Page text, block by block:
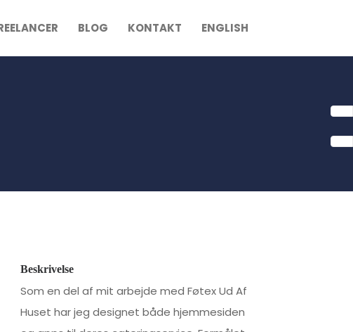
BLOG KONTAKT ENGLISH
Beskrivelse
Som en del af mit arbejde med Føtex Ud Af
Huset har jeg designet både hjemmesiden